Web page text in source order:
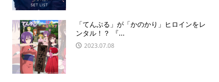
「てんぷる」が「かのかり」ヒロインをレ
ンタル！？ 『...
2023.07.08